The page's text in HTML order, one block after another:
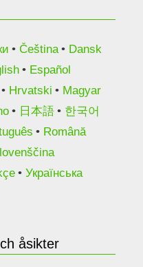
Čeština
Dansk
Español
Hrvatski
Magyar
日本語
한국어
Română
Українська
åsikter